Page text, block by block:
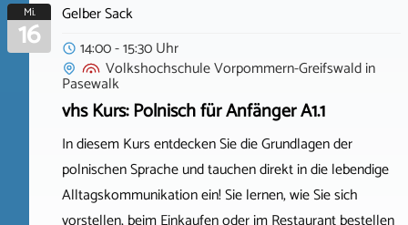
Mi.
16
Gelber Sack
14:00 - 15:30 Uhr
Volkshochschule Vorpommern-Greifswaldin
Pasewalk
vhs Kurs: Polnisch für Anfänger A1.1
In diesem Kurs entdecken Sie die Grundlagen der
polnischen Sprache und tauchen direkt in die lebendige
Alltagskommunikation ein! Sie lernen, wie Sie sich